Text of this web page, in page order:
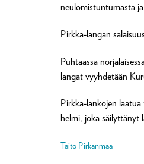
neulomistuntumasta
Pirkka-langan
Puhtaassa
langat vyyhdetään
Pirkka-lankojen
helmi, joka säilyttänyt
Taito Pirkanmaa